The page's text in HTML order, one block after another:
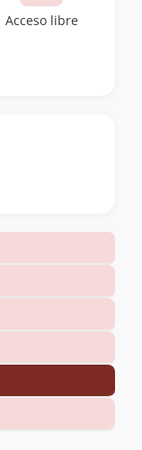
Acceso libre